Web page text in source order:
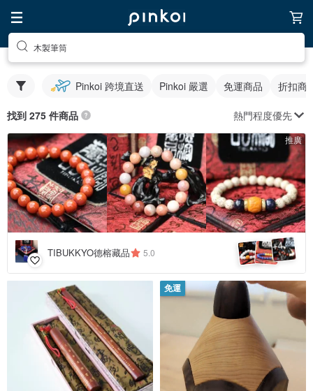
木製筆筒
Pinkoi 跨境直送 Pinkoi 嚴選 免運商品 折扣商
找到 275 件商品 熱門程度優先
推廣
TIBUKKYO德榕藏品 5.0 +4
免運